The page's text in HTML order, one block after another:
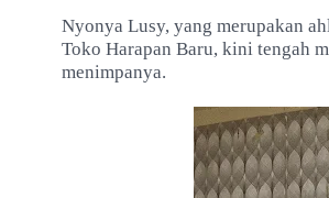
Nyonya Lusy, yang merupakan
Toko Harapan Baru, kini tengah
menimpanya.